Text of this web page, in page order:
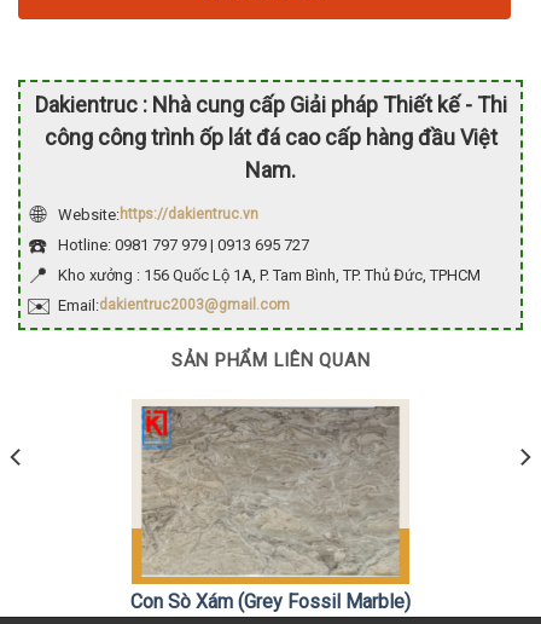
Dakientruc : Nhà cung cấp Giải pháp Thiết kế - Thi
công công trình ốp lát đá cao cấp hàng đầu Việt
Nam.
🌐
Website:https://dakientruc.vn
☎️ Hotline: 0981 797 979 | 0913 695 727
📍 Kho xưởng : 156 Quốc Lộ 1A, P. Tam Bình, TP. Thủ Đức, TPHCM
✉️ Email:dakientruc2003@gmail.com
SẢN PHẨM LIÊN QUAN
Con Sò Xám (Grey Fossil Marble)